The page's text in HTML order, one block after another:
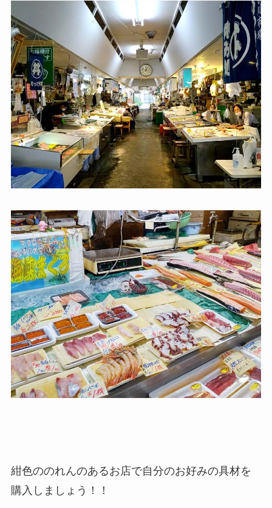
紺色ののれんのあるお店で自分のお好みの具材を
購入しましょう！！